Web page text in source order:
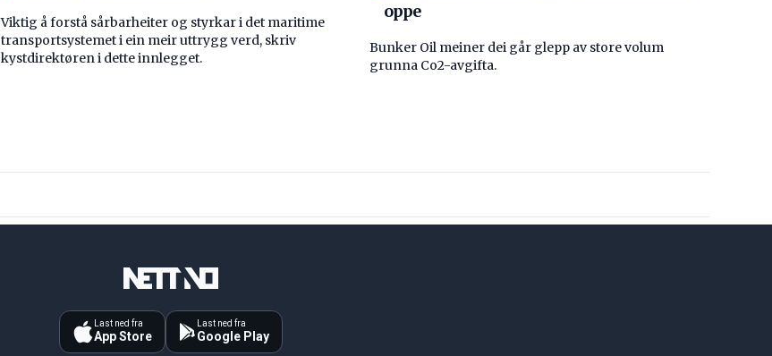
Viktig å forstå ­sårbarheiter og styrkar i det maritime
transport­systemet i ein meir uttrygg verd, skriv
kystdirektøren i dette innlegget.
oppe
Bunker Oil meiner dei går glepp av store volum
grunna Co2-avgifta.
Last ned fra
App Store
Last ned fra
Google Play